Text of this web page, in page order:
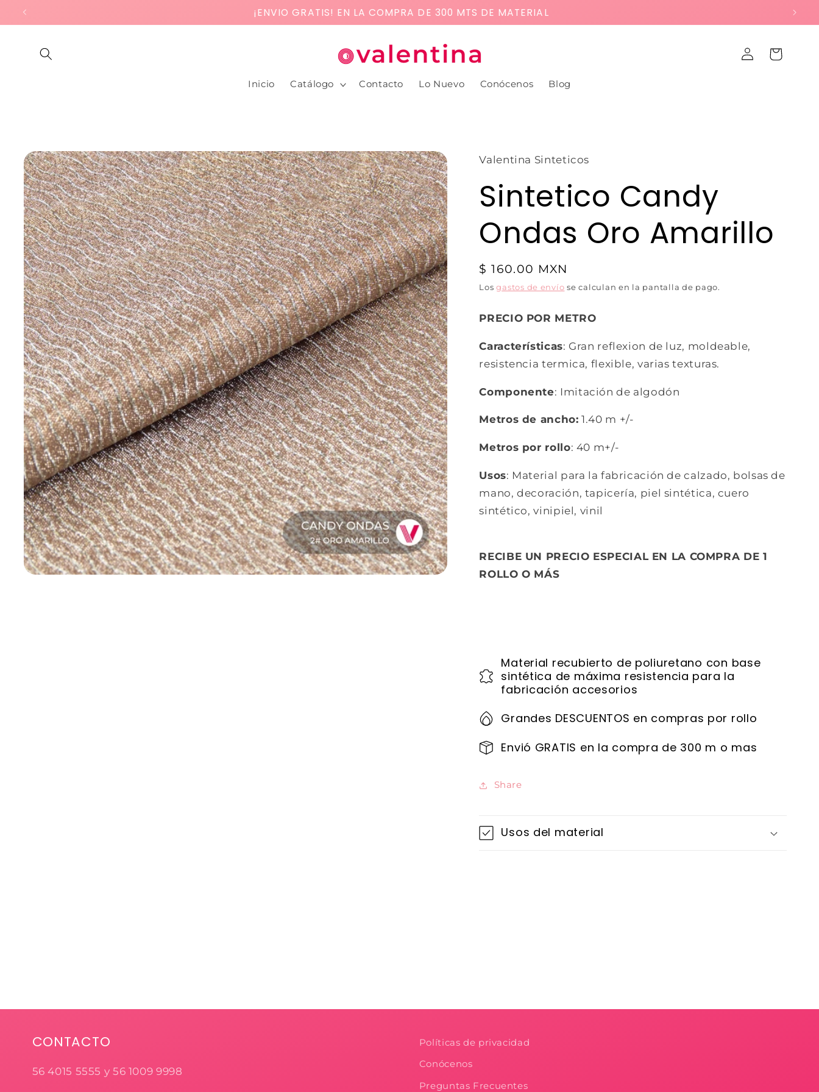
directamente
al contenido
¡ENVIO GRATIS! EN LA COMPRA DE 300 MTS DE MATERIAL
Inicio Catálogo Contacto Lo Nuevo Conócenos Blog
Iniciar
sesión
Carrito
directamente
a la
información
del producto
Valentina Sinteticos
Sintetico Candy
Ondas Oro Amarillo
$ 160.00 MXN
Losgastos de envío se calculan en la pantalla de pago.
PRECIO POR METRO
Características: Gran reflexion de luz, moldeable,
resistencia termica, flexible, varias texturas.
Componente: Imitación de algodón
Metros de ancho: 1.40 m +/-
Metros por rollo: 40 m+/-
Usos: Material para la fabricación de calzado, bolsas de
mano, decoración, tapicería, piel sintética, cuero
sintético, vinipiel, vinil
RECIBE UN PRECIO ESPECIAL EN LA COMPRA DE 1
ROLLO O MÁS
Material recubierto de poliuretano con base
sintética de máxima resistencia para la
fabricación accesorios
Grandes DESCUENTOS en compras por rollo
Envió GRATIS en la compra de 300 m o mas
Share
Usos del material
CONTACTO
56 4015 5555 y 56 1009 9998
Políticas de privacidad
Conócenos
Preguntas Frecuentes